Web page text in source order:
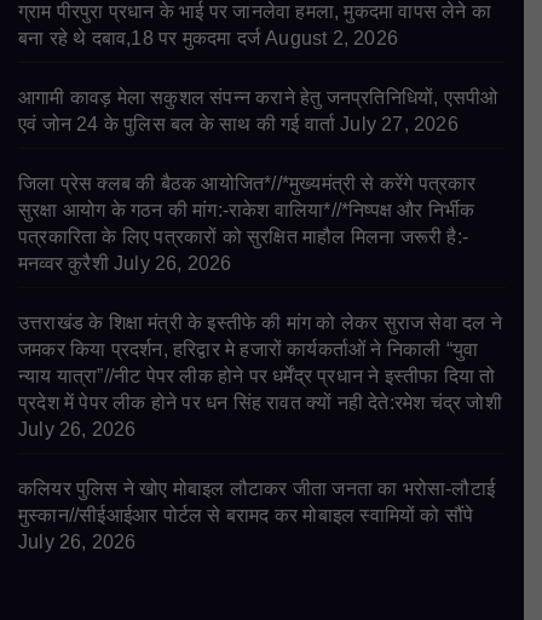
ग्राम पीरपुरा प्रधान के भाई पर जानलेवा हमला, मुकदमा वापस लेने का
बना रहे थे दबाव,18 पर मुकदमा दर्ज August 2, 2026
आगामी कावड़ मेला सकुशल संपन्न कराने हेतु जनप्रतिनिधियों, एसपीओ
एवं जोन 24 के पुलिस बल के साथ की गई वार्ता July 27, 2026
जिला प्रेस क्लब की बैठक आयोजित*//*मुख्यमंत्री से करेंगे पत्रकार
सुरक्षा आयोग के गठन की मांग:-राकेश वालिया*//*निष्पक्ष और निर्भीक
पत्रकारिता के लिए पत्रकारों को सुरक्षित माहौल मिलना जरूरी है:-
मनव्वर कुरैशी July 26, 2026
उत्तराखंड के शिक्षा मंत्री के इस्तीफे की मांग को लेकर सुराज सेवा दल ने
जमकर किया प्रदर्शन, हरिद्वार मे हजारों कार्यकर्ताओं ने निकाली “युवा
न्याय यात्रा”//नीट पेपर लीक होने पर धर्मेंद्र प्रधान ने इस्तीफा दिया तो
प्रदेश में पेपर लीक होने पर धन सिंह रावत क्यों नही देते:रमेश चंद्र जोशी
July 26, 2026
कलियर पुलिस ने खोए मोबाइल लौटाकर जीता जनता का भरोसा-लौटाई
मुस्कान//सीईआईआर पोर्टल से बरामद कर मोबाइल स्वामियों को सौंपे
July 26, 2026